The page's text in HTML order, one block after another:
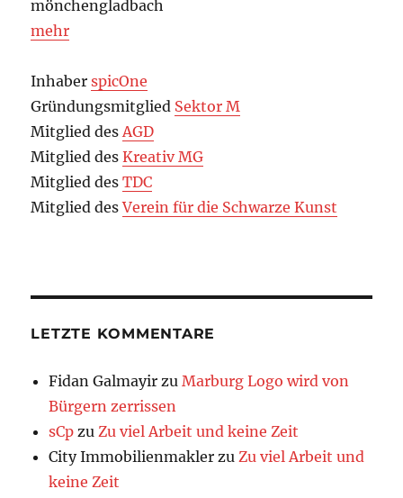
mönchengladbach
mehr
InhaberspicOne
Gründungsmitglied Sektor M
Mitglied desAGD
Mitglied desKreativ MG
Mitglied desTDC
Mitglied desVerein für die Schwarze Kunst
LETZTE KOMMENTARE
Fidan Galmayir zuMarburg Logo wird von
Bürgern zerrissen
sCp zuZu viel Arbeit und keine Zeit
City Immobilienmakler zuZu viel Arbeit und
keine Zeit